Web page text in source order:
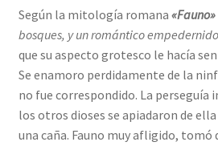
Según la mitología romana «Fauno»
bosques, y un romántico
que su aspecto grotesco le hacía
Se enamoro perdidamente de la
no fue correspondido. La perseguía
los otros dioses se apiadaron de
una caña. Fauno muy afligido, tomó